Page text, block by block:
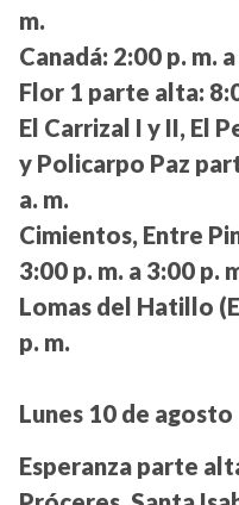
m.
Canadá: 2:00 p. m.
Flor 1 parte alta:
El Carrizal I y II, El
y Policarpo Paz
a. m.
Cimientos, Entre
3:00 p. m. a 3:00 p.
Lomas del Hatillo
p. m.
Lunes 10 de agosto
Esperanza parte